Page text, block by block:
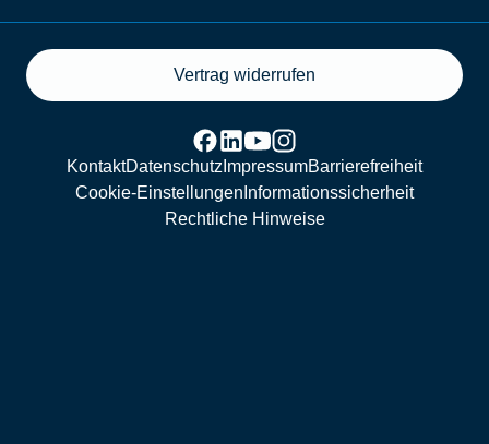
Vertrag widerrufen
KontaktDatenschutz ImpressumBarrierefreiheit
Cookie-Einstellungen Informationssicherheit
Rechtliche Hinweise